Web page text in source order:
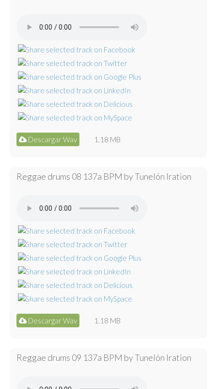
Descargar Wav 1.18 MB
Reggae drums 08 137a BPM by Tunelón Iration
Descargar Wav 1.18 MB
Reggae drums 09 137a BPM by Tunelón Iration